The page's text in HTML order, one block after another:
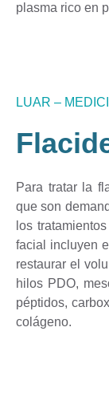
plasma rico en
LUAR –
Para tratar la
que son
los
facial incluyen
restaurar el
hilos PDO,
péptidos,
colágeno.